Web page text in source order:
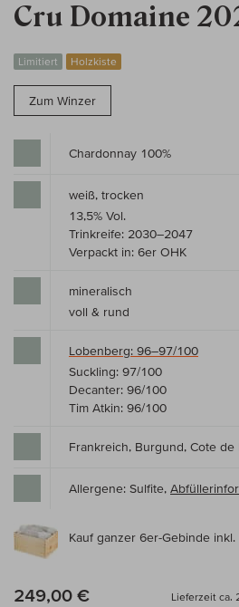
Cru Domaine
Limitiert Holzkiste
Zum Winzer
Chardonnay 100%
weiß, trocken
13,5% Vol.
Trinkreife: 2030–2047
Verpackt in: 6er OHK
mineralisch
voll & rund
Lobenberg: 96–97/100
Suckling: 97/100
Decanter: 96/100
Tim Atkin: 96/100
Frankreich, Burgund, Cote de
Allergene: Sulfite,
Kauf ganzer 6er-Gebinde
249,00 € Lieferzeit ca.